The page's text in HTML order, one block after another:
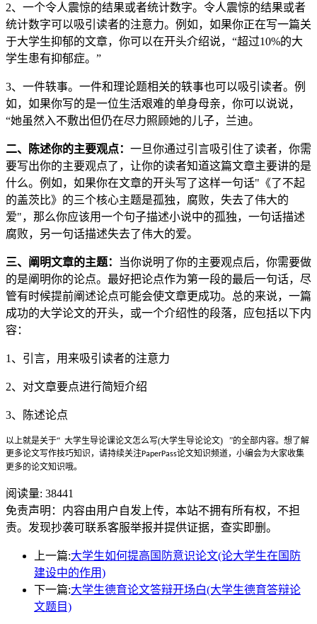
2、一个令人震惊的结果或者统计数字。令人震惊的结果或者
统计数字可以吸引读者的注意力。例如，如果你正在写一篇关
于大学生抑郁的文章，你可以在开头介绍说，“超过10%的大
学生患有抑郁症。”
3、一件轶事。一件和理论题相关的轶事也可以吸引读者。例
如，如果你写的是一位生活艰难的单身母亲，你可以说说，
“她虽然入不敷出但仍在尽力照顾她的儿子，兰迪。
二、陈述你的主要观点： 一旦你通过引言吸引住了读者，你需
要写出你的主要观点了，让你的读者知道这篇文章主要讲的是
什么。例如，如果你在文章的开头写了这样一句话"《了不起
的盖茨比》的三个核心主题是孤独，腐败，失去了伟大的
爱"，那么你应该用一个句子描述小说中的孤独，一句话描述
腐败，另一句话描述失去了伟大的爱。
三、阐明文章的主题：
当你说明了你的主要观点后，你需要做
的是阐明你的论点。最好把论点作为第一段的最后一句话，尽
管有时候提前阐述论点可能会使文章更成功。总的来说，一篇
成功的大学论文的开头，或一个介绍性的段落，应包括以下内
容：
1、引言，用来吸引读者的注意力
2、对文章要点进行简短介绍
3、陈述论点
以上就是关于“ 大学生导论课论文怎么写(大学生导论论文) ”的全部内容。 想了解
更多论文写作技巧知识，请持续关注PaperPass论文知识频道，小编会为大家收集
更多的论文知识哦。
阅读量: 38441
免责声明：内容由用户自发上传，本站不拥有所有权，不担
责。发现抄袭可联系客服举报并提供证据，查实即删。
上一篇:大学生如何提高国防意识论文(论大学生在国防
建设中的作用)
下一篇:大学生德育论文答辩开场白(大学生德育答辩论
文题目)